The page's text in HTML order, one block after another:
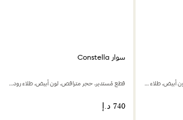
ترصيع بافيه، شكل حدوة حصان، لون أبيض، طلاء روديوم
سوار Constella
قطع مُستدير، حجر متراقص، لون أبيض، طلاء روديوم